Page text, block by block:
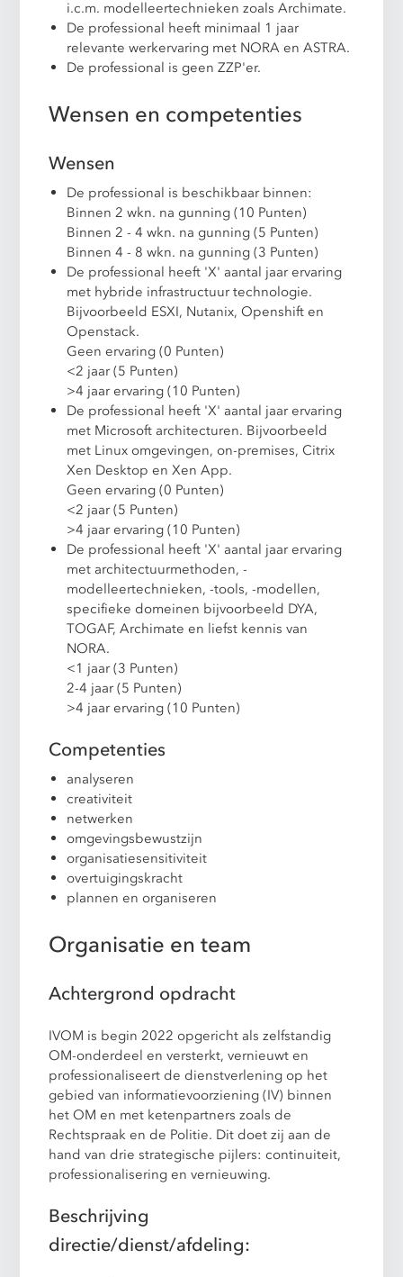
i.c.m. modelleertechnieken zoals Archimate.
De professional heeft minimaal 1 jaar
relevante werkervaring met NORA en ASTRA.
De professional is geen ZZP'er.
Wensen en competenties
Wensen
De professional is beschikbaar binnen:
Binnen 2 wkn. na gunning (10 Punten)
Binnen 2 - 4 wkn. na gunning (5 Punten)
Binnen 4 - 8 wkn. na gunning (3 Punten)
De professional heeft 'X' aantal jaar ervaring
met hybride infrastructuur technologie.
Bijvoorbeeld ESXI, Nutanix, Openshift en
Openstack.
Geen ervaring (0 Punten)
<2 jaar (5 Punten)
>4 jaar ervaring (10 Punten)
De professional heeft 'X' aantal jaar ervaring
met Microsoft architecturen. Bijvoorbeeld
met Linux omgevingen, on-premises, Citrix
Xen Desktop en Xen App.
Geen ervaring (0 Punten)
<2 jaar (5 Punten)
>4 jaar ervaring (10 Punten)
De professional heeft 'X' aantal jaar ervaring
met architectuurmethoden, -
modelleertechnieken, -tools, -modellen,
specifieke domeinen bijvoorbeeld DYA,
TOGAF, Archimate en liefst kennis van
NORA.
<1 jaar (3 Punten)
2-4 jaar (5 Punten)
>4 jaar ervaring (10 Punten)
Competenties
analyseren
creativiteit
netwerken
omgevingsbewustzijn
organisatiesensitiviteit
overtuigingskracht
plannen en organiseren
Organisatie en team
Achtergrond opdracht
IVOM is begin 2022 opgericht als zelfstandig
OM-onderdeel en versterkt, vernieuwt en
professionaliseert de dienstverlening op het
gebied van informatievoorziening (IV) binnen
het OM en met ketenpartners zoals de
Rechtspraak en de Politie. Dit doet zij aan de
hand van drie strategische pijlers: continuiteit,
professionalisering en vernieuwing.
Beschrijving
directie/dienst/afdeling: